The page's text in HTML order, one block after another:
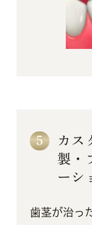
5
カス
製・
ーシ
歯茎が治っ